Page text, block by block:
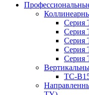
Серия
Серия
Серия
Серия
Серия
ТС-